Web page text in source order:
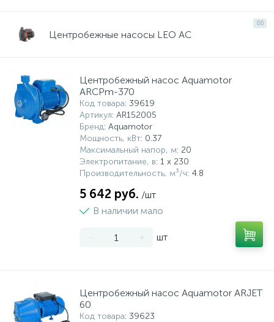
66
Центробежные насосы LEO AC
Центробежный насос Aquamotor
ARCPm-370
Код товара: 39619
Артикул: AR152005
Бренд: Aquamotor
Мощность, кВт: 0.37
Максимальный напор, м: 20
Электропитание, в: 1 x 230
Производительность, м³/ч: 4.8
5 642 руб. /шт
В наличии мало
- + шт
Центробежный насос Aquamotor ARJET
60
Код товара: 39623